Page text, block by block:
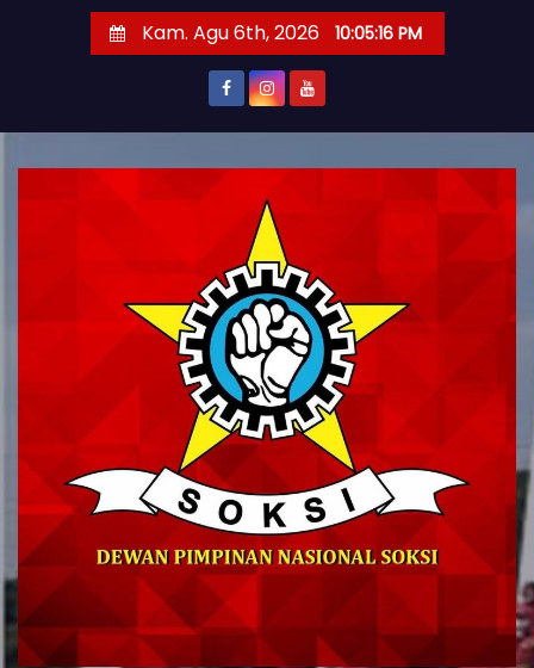
Kam. Agu 6th, 2026 10:05:17 PM